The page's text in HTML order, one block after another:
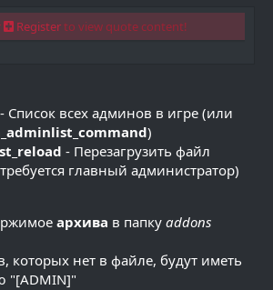
Registerto view quote content!
- Список всех админов в игре (или
)
- Перезагрузить файл
главный администратор)
архива в папку addons
которых нет в файле, будут иметь
"[ADMIN]"